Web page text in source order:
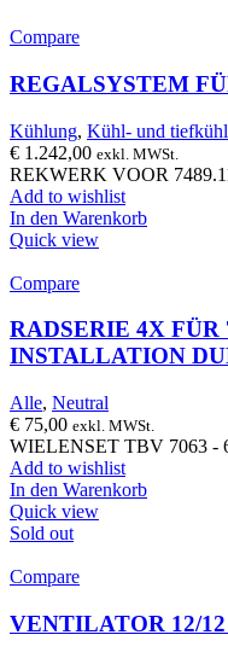
Compare
REGALSYSTEM
Kühlung, Kühl- und
€ 1.242,00 exkl. MWSt.
REKWERK VOOR
Add to wishlist
In den Warenkorb
Quick view
Compare
RADSERIE 4X FÜR
INSTALLATION
Alle, Neutral
€ 75,00 exkl. MWSt.
WIELENSET TBV 7063 -
Add to wishlist
In den Warenkorb
Quick view
Sold out
Compare
VENTILATOR 12/12